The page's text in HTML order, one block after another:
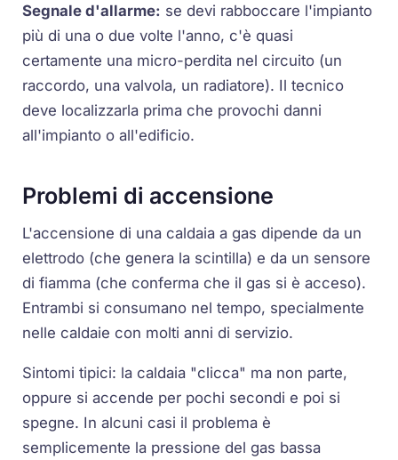
Segnale d'allarme: se devi rabboccare l'impianto
più di una o due volte l'anno, c'è quasi
certamente una micro-perdita nel circuito (un
raccordo, una valvola, un radiatore). Il tecnico
deve localizzarla prima che provochi danni
all'impianto o all'edificio.
Problemi di accensione
L'accensione di una caldaia a gas dipende da un
elettrodo (che genera la scintilla) e da un sensore
di fiamma (che conferma che il gas si è acceso).
Entrambi si consumano nel tempo, specialmente
nelle caldaie con molti anni di servizio.
Sintomi tipici: la caldaia "clicca" ma non parte,
oppure si accende per pochi secondi e poi si
spegne. In alcuni casi il problema è
semplicemente la pressione del gas bassa